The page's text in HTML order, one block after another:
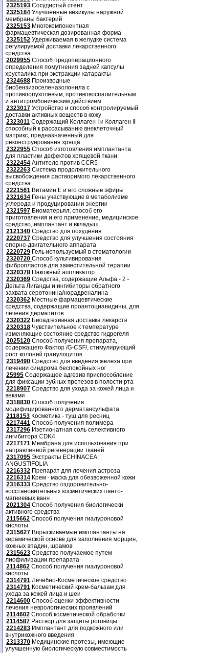
2325193 Сосудистый стент
2325184 Улучшенные везикулы наружной
мембраны бактерий
2325153 Многокомпонентная
фармацевтическая дозированная форма
2325152 Удерживаемая в желудке система
регулируемой доставки лекарственного
средства
2029955 Способ предоперационного
определения помутнения задней капсулы
хрусталика при экстракции катаракты
2324688 Производные
бисбензизоселеназолонила с
противоопухолевым, противовоспалительным
и антитромбоническим действием
2323017 Устройство и способ контролируемый
доставки активных веществ в кожу
2323011 Содержащий Коллаген I и Коллаген II
способный к рассасыванию внеклеточный
матрикс, предназначенный для
реконструирования хряща
2322955 Способ изготовления имплантанта
для пластики дефектов хрящевой ткани
2322454 Антитело против CCR5
2322263 Система продолжительного
высвобождения растворимого лекарственного
средства
2221561 Витамин Е и его сложные эфиры
2321634 Гены участвующие в метаболизме
углерода и продуцировании энергии
2321597 Биоматерьял, способ его
приготовления и его применение, медицинское
средство, имплантант и вкладыш
2121340 Средство для похудения
2220737 Средство для улучшения состояния
опорно-двигательного аппарата
2220729 Гель используемый в стоматологии
2320720 Способ культивирования
фибропластов для заместительной терапии
2320378 Накожный аппликатор
2320369 Средства, содержащие Альфа - 2 -
Дельта Лиганды и ингибиторы обратного
захвата серотонина/норадреналина
2320362 Местные фармацевтические
средства, содержащие проантоцианидины, для
лечения дерматитов
2320322 Биоадгезивная доставка лекарств
2320318 Чувствительное к температуре
изменяющие состояние средство гидрогеля
2025120 Способ получения препарата,
содержащего Фактор /G-CSF/, стимулирующий
рост колоний гранулоцитов
2319490 Средство для введения железа при
лечении синдрома беспокойных ног
25995 Содержащее адгезив приспособление
для фиксации зубных протезов в полости рта
2218907 Средство для ухода за кожей лица и
веками
2318830 Способ получения
модифицированного дерматансульфата
2118153 Косметика - туш для ресниц
2217441 Способ получения полимера
2317296 Изетионатная соль селективного
ингибитора CDK4
2217171 Мембрана для использования при
направленной регенерации тканей
2317095 Экстракты ECHINACEA
ANGUSTIFOLIA
2216332 Препарат для лечения астроза
2216314 Крем - маска для обезвоженной кожи
2316333 Средство оздоровительно-
восстановительных косметических панто-
магниевых ванн
2021304 Способ получения биологически
активного средства
2115662 Способ получения гиалуроновой
кислоты
2315627 Впрыскиваемые имплантанты на
керамической основе для заполнения морщин,
кожных впадин, шрамов
2315623 Средство получаемое путем
лиофилизации препарата
2114862 Способ получения гиалуроновой
кислоты
2314791 Лечебно-Косметическое средство
2314791 Косметический крем-бальзам для
ухода за кожей лица и шеи
2214600 Способ оценки эффективности
лечения неврологических проявлений
2114602 Способ косметической обработки
2114587 Раствор для защиты роговицы
2214283 Имплантант для подкожного или
внутрикожного введения
2313370 Медицинские протезы, имеющие
улучшенную биологическую совместимость